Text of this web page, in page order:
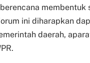
membentuk
ini diharapkan
daerah,